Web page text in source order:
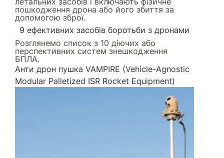
пошкодження дрона або його збиття за
допомогою зброї.
9 ефективних засобів боротьби з дронами
Розглянемо список з 10 діючих або
перспективних систем знешкодження
БПЛА.
Анти дрон пушка VAMPIRE (Vehicle-Agnostic
Modular Palletized ISR Rocket Equipment)